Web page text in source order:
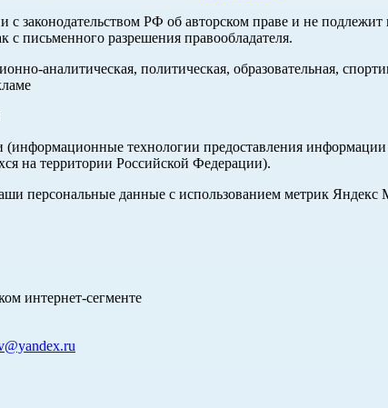
с законодательством РФ об авторском праве и не
с письменного разрешения правообладателя.
аналитическая, политическая, образовательная,
технологии предоставления информации
на территории Российской Федерации).
персональные данные с использованием метрик Яндекс
интернет-сегменте